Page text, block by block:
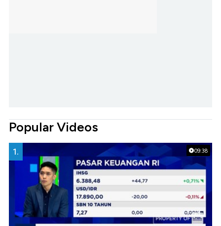
Popular Videos
09:38
1.